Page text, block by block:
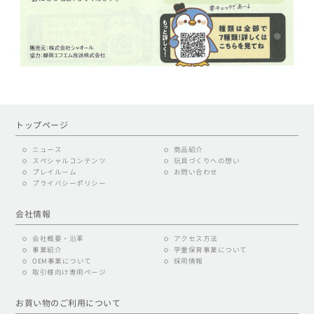
トップページ
ニュース
商品紹介
スペシャルコンテンツ
玩具づくりへの想い
プレイルーム
お問い合わせ
プライバシーポリシー
会社情報
会社概要・沿革
アクセス方法
事業紹介
学童保育事業について
OEM事業について
採用情報
取引様向け専用ページ
お買い物のご利用について